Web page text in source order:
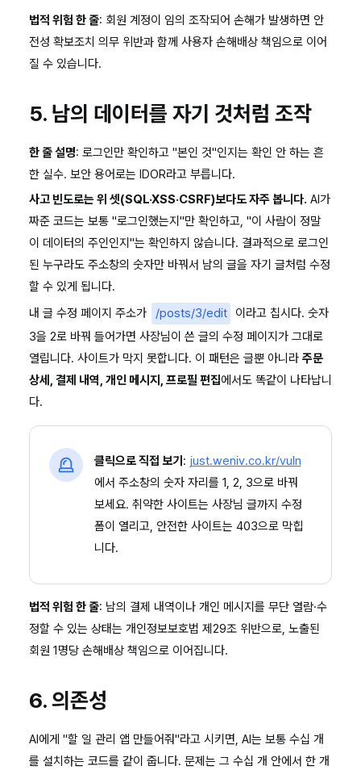
법적 위험 한 줄: 회원 계정이 임의 조작되어 손해가 발생하면 안
전성 확보조치 의무 위반과 함께 사용자 손해배상 책임으로 이어
질 수 있습니다.
5. 남의 데이터를 자기 것처럼 조작
한 줄 설명: 로그인만 확인하고 "본인 것"인지는 확인 안 하는 흔
한 실수. 보안 용어로는 IDOR라고 부릅니다.
사고 빈도로는 위 셋(SQL·XSS·CSRF)보다도 자주 봅니다. AI가
짜준 코드는 보통 "로그인했는지"만 확인하고, "이 사람이 정말
이 데이터의 주인인지"는 확인하지 않습니다. 결과적으로 로그인
된 누구라도 주소창의 숫자만 바꿔서 남의 글을 자기 글처럼 수정
할 수 있게 됩니다.
내 글 수정 페이지 주소가
/posts/3/edit
이라고 칩시다. 숫자
3을 2로 바꿔 들어가면 사장님이 쓴 글의 수정 페이지가 그대로
열립니다. 사이트가 막지 못합니다. 이 패턴은 글뿐 아니라 주문
상세, 결제 내역, 개인 메시지, 프로필 편집에서도 똑같이 나타납니
다.
클릭으로 직접 보기 : just.weniv.co.kr/vuln
에서 주소창의 숫자 자리를 1, 2, 3으로 바꿔
보세요. 취약한 사이트는 사장님 글까지 수정
폼이 열리고, 안전한 사이트는 403으로 막힙
니다.
법적 위험 한 줄: 남의 결제 내역이나 개인 메시지를 무단 열람·수
정할 수 있는 상태는 개인정보보호법 제29조 위반으로, 노출된
회원 1명당 손해배상 책임으로 이어집니다.
6. 의존성
AI에게 "할 일 관리 앱 만들어줘"라고 시키면, AI는 보통 수십 개
를 설치하는 코드를 같이 줍니다. 문제는 그 수십 개 안에서 한 개